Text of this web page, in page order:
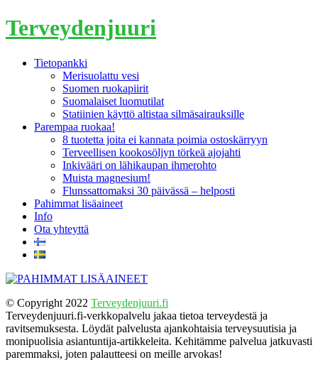
Terveydenjuuri
Tietopankki
Merisuolattu vesi
Suomen ruokapiirit
Suomalaiset luomutilat
Statiinien käyttö altistaa silmäsairauksille
Parempaa ruokaa!
8 tuotetta joita ei kannata poimia ostoskärryyn
Terveellisen kookosöljyn törkeä ajojahti
Inkivääri on lähikaupan ihmerohto
Muista magnesium!
Flunssattomaksi 30 päivässä – helposti
Pahimmat lisäaineet
Info
Ota yhteyttä
© Copyright 2022 Terveydenjuuri.fi
Terveydenjuuri.fi-verkkopalvelu jakaa tietoa terveydestä ja
ravitsemuksesta. Löydät palvelusta ajankohtaisia terveysuutisia ja
monipuolisia asiantuntija-artikkeleita. Kehitämme palvelua jatkuvasti
paremmaksi, joten palautteesi on meille arvokas!